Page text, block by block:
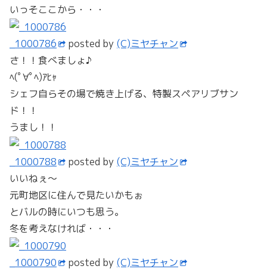
いっそここから・・・
_1000786 posted by (C)ミヤチャン
さ！！食べましょ♪
ﾍ(ﾟ∀ﾟﾍ)ｱﾋｬ
シェフ自らその場で焼き上げる、特製スペアリブサン
ド！！
うまし！！
_1000788 posted by (C)ミヤチャン
いいねぇ～
元町地区に住んで見たいかもぉ
とバルの時にいつも思う。
冬を考えなければ・・・
_1000790 posted by (C)ミヤチャン